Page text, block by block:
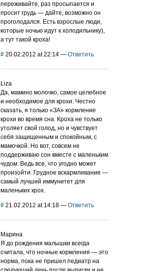
переживайте, раз просыпается и
просит грудь — дайте, возможно он
проголодался. Есть взрослые люди,
которые ночью идут к холодильнику),
а тут такой кроха!
# 20.02.2012 at 22:14 — Ответить
Liza
Да, мамино молочко, самое целебное
и необходимое для крохи. Честно
сказать, я только «ЗА» кормление
крохи во время сна. Кроха не только
утоляет свой голод, но и чувствует
себя защищенным и спокойным, с
мамочкой. Но вот, совсем не
поддерживаю сон вместе с маленьким
чудом. Ведь все, что угодно может
произойти. Грудное вскармливание —
самый лучший иммунитет для
маленьких крох.
# 21.02.2012 at 14:18 — Ответить
Марина
Я до рождения малышки всегда
считала, что ночные кормления — это
норма, пока не пришел педиатр на